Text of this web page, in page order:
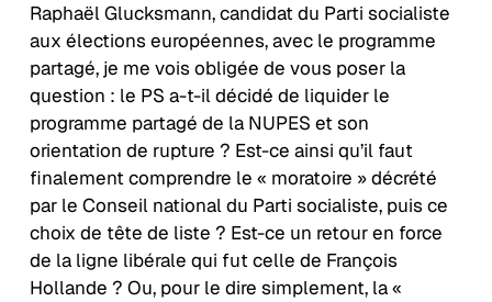
Raphaël Glucksmann, candidat du Parti socialiste
aux élections européennes, avec le programme
partagé, je me vois obligée de vous poser la
question : le PS a-t-il décidé de liquider le
programme partagé de la NUPES et son
orientation de rupture ? Est-ce ainsi qu’il faut
finalement comprendre le « moratoire » décrété
par le Conseil national du Parti socialiste, puis ce
choix de tête de liste ? Est-ce un retour en force
de la ligne libérale qui fut celle de François
Hollande ? Ou, pour le dire simplement, la «